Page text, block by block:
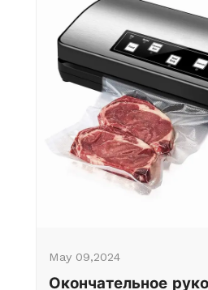
May 09,2024
Окончательное